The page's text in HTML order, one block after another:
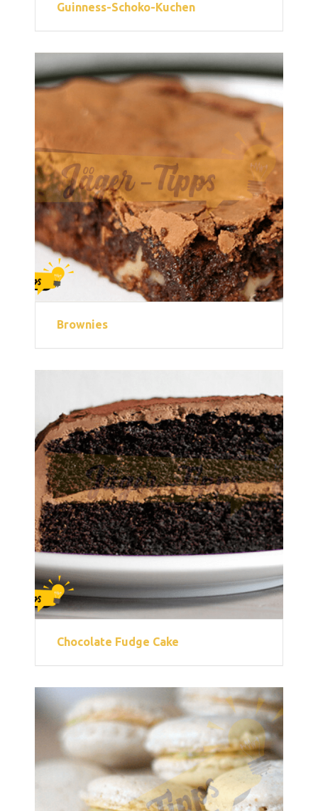
Guinness-Schoko-Kuchen
Brownies
Chocolate Fudge Cake